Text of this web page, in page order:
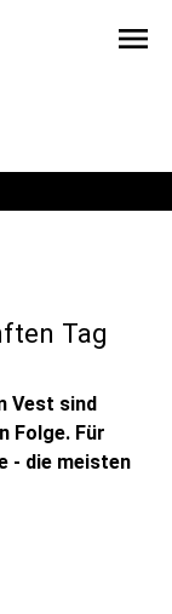
menu
Tag
Vest sind
Folge. Für
- die meisten